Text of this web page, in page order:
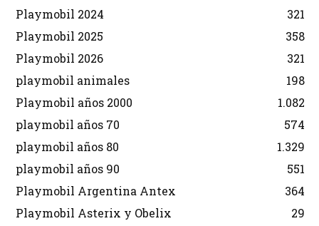
Playmobil 2024
321
Playmobil 2025
358
Playmobil 2026
321
playmobil animales
198
Playmobil años 2000
1.082
playmobil años 70
574
playmobil años 80
1.329
playmobil años 90
551
Playmobil Argentina Antex
364
Playmobil Asterix y Obelix
29